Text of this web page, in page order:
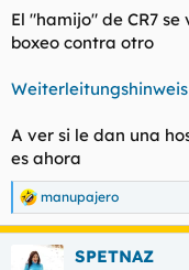
:
El "hamijo" de CR7
boxeo contra otro
Weiterleitungshinweis
A ver si le dan una
es ahora
R
e
manupajero
SPETNAZ